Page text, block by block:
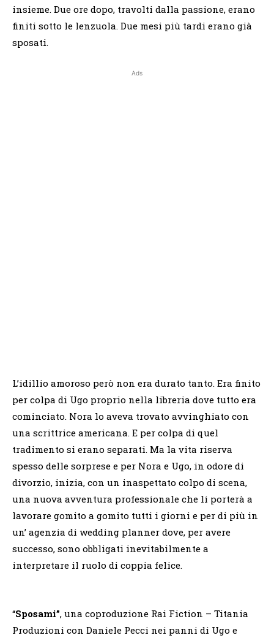
insieme. Due ore dopo, travolti dalla passione, erano
finiti sotto le lenzuola. Due mesi più tardi erano già
sposati.
Ads
L’idillio amoroso però non era durato tanto. Era finito
per colpa di Ugo proprio nella libreria dove tutto era
cominciato. Nora lo aveva trovato avvinghiato con
una scrittrice americana. E per colpa di quel
tradimento si erano separati. Ma la vita riserva
spesso delle sorprese e per Nora e Ugo, in odore di
divorzio, inizia, con un inaspettato colpo di scena,
una nuova avventura professionale che li porterà a
lavorare gomito a gomito tutti i giorni e per di più in
un’ agenzia di wedding planner dove, per avere
successo, sono obbligati inevitabilmente a
interpretare il ruolo di coppia felice.
“Sposami”, una coproduzione Rai Fiction – Titania
Produzioni con Daniele Pecci nei panni di Ugo e